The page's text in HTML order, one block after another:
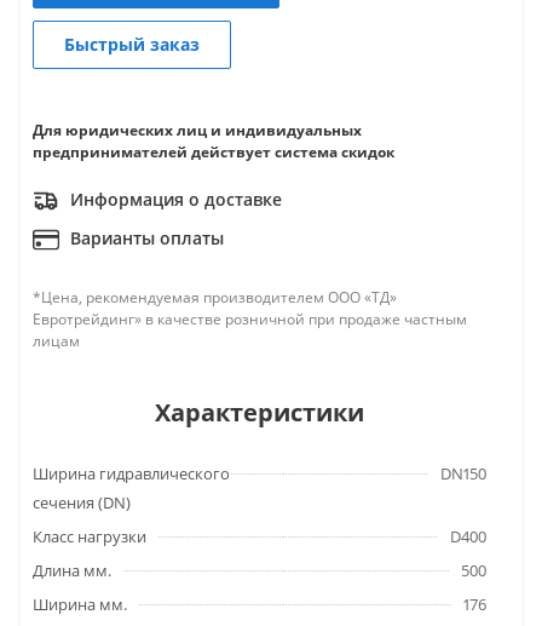
Быстрый заказ
Для юридических лиц и индивидуальных
предпринимателей действует система скидок
Информация о доставке
Варианты оплаты
*Цена, рекомендуемая производителем ООО «ТД»
Евротрейдинг» в качестве розничной при продаже частным
лицам
Характеристики
Ширина гидравлического
сечения (DN)
DN150
Класс нагрузки
D400
Длина мм.
500
Ширина мм.
176